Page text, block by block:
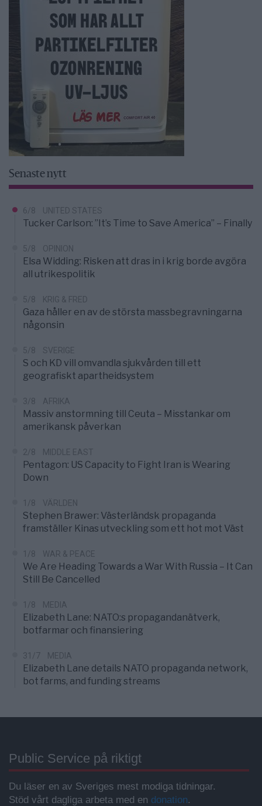
Senaste nytt
6/8 UNITED STATES
Tucker Carlson: ”It’s Time to Save America” – Finally
5/8 OPINION
Elsa Widding: Risken att dras in i krig borde avgöra
all utrikespolitik
5/8 KRIG & FRED
Gaza håller en av de största massbegravningarna
någonsin
5/8 SVERIGE
S och KD vill omvandla sjukvården till ett
geografiskt apartheidsystem
3/8 AFRIKA
Massiv anstormning till Ceuta – Misstankar om
amerikansk påverkan
2/8 MIDDLE EAST
Pentagon: US Capacity to Fight Iran is Wearing
Down
1/8 VÄRLDEN
Stephen Brawer: Västerländsk propaganda
framställer Kinas utveckling som ett hot mot Väst
1/8 WAR & PEACE
We Are Heading Towards a War With Russia – It Can
Still Be Cancelled
1/8 MEDIA
Elizabeth Lane: NATO:s propagandanätverk,
botfarmar och finansiering
31/7 MEDIA
Elizabeth Lane details NATO propaganda network,
bot farms, and funding streams
Public Service på riktigt
Du läser en av Sveriges mest modiga tidningar.
Stöd vårt dagliga arbeta med en donation.